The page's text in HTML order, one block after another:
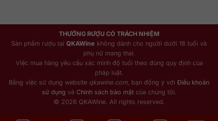
THƯỞNG RƯỢU CÓ TRÁCH NHIỆM
Sản phẩm rượu tại QKAWine không dành cho người dưới 18 tuổi và
phụ nữ mang thai.
Việc mua hàng yêu cầu xác minh độ tuổi theo đúng quy định của
pháp luật.
Bằng việc sử dụng website qkawine.com , bạn đồng ý với Điều khoản
sử dụng và Chính sách bảo mậtcủa chúng tôi.
© 2026 QKAWine. All rights reserved.